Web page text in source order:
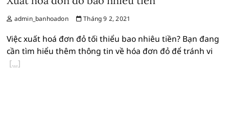
admin_banhoadon Tháng 9 2, 2021
Việc xuất hoá đơn đỏ tối thiểu bao nhiêu tiền? Bạn đang
cần tìm hiểu thêm thông tin về hóa đơn đỏ để tránh vi